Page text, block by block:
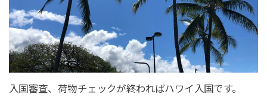
入国審査、荷物チェックが終わればハワイ入国です。